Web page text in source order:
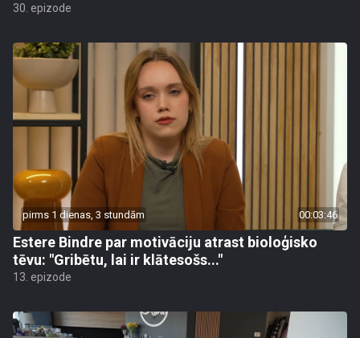
30. epizode
pirms 1 dienas, 3 stundām 00:03:46
Estere Bindre par motivāciju atrast bioloģisko
tēvu: "Gribētu, lai ir klātesošs..."
13. epizode